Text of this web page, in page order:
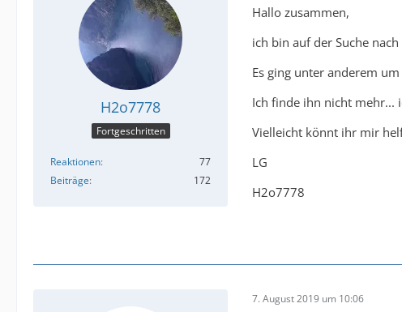
H2o7778
Fortgeschritten
Reaktionen
77
Beiträge
172
Hallo zusammen,
ich bin auf der Suche
Es ging unter anderem
Ich finde ihn nicht mehr...
Vielleicht könnt ihr mir
LG
H2o7778
7. August 2019 um 10:06